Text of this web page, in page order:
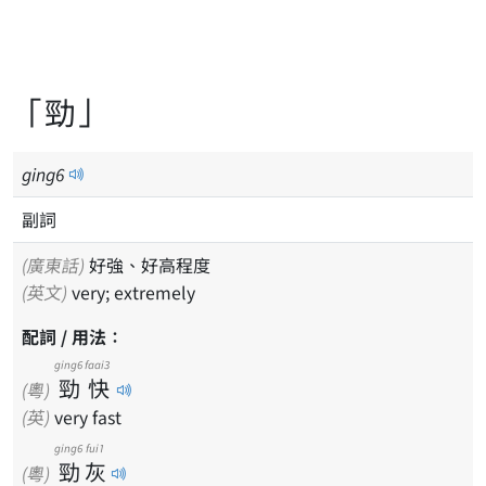
「勁」
ging6
副詞
(廣東話) 好強、好高程度
(英文) very; extremely
配詞 / 用法：
(粵) 勁
ging6
快
faai3
(英) very fast
(粵) 勁
ging6
灰
fui1